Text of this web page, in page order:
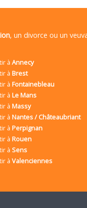
, un divorce ou un
à Annecy
à Brest
à Fontainebleau
à Le Mans
à Massy
à Nantes / Châteaubriant
à Perpignan
à Rouen
à Sens
à Valenciennes